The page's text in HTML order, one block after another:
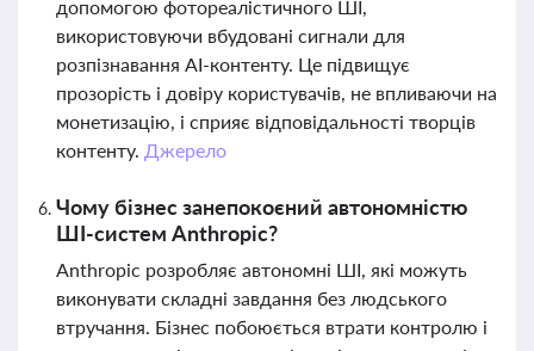
допомогою фотореалістичного ШІ,
використовуючи вбудовані сигнали для
розпізнавання AI-контенту. Це підвищує
прозорість і довіру користувачів, не впливаючи на
монетизацію, і сприяє відповідальності творців
контенту. Джерело
Чому бізнес занепокоєний автономністю
ШІ-систем Anthropic?
Anthropic розробляє автономні ШІ, які можуть
виконувати складні завдання без людського
втручання. Бізнес побоюється втрати контролю і